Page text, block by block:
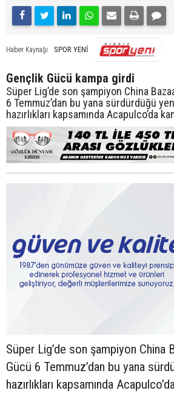
Haber Kaynağı SPOR YENİ
Gençlik Gücü kampa girdi
Süper Lig’de son şampiyon China
6 Temmuz’dan bu yana sürdürdüğü
hazırlıkları kapsamında Acapulco’da
Süper Lig’de son şampiyon China
Gücü 6 Temmuz’dan bu yana
hazırlıkları kapsamında